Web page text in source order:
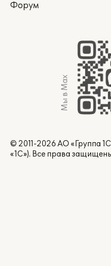
Форум
Мы в Max
© 2011-2026 АО «Группа
«1С»). Все права